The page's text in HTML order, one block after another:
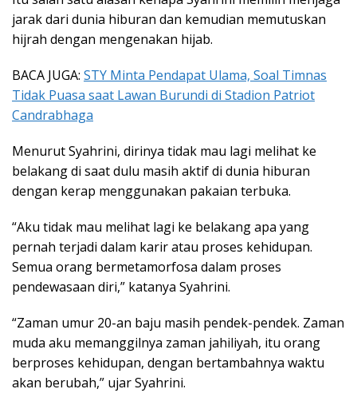
jarak dari dunia hiburan dan kemudian memutuskan
hijrah dengan mengenakan hijab.
BACA JUGA: STY Minta Pendapat Ulama, Soal Timnas
Tidak Puasa saat Lawan Burundi di Stadion Patriot
Candrabhaga
Menurut Syahrini, dirinya tidak mau lagi melihat ke
belakang di saat dulu masih aktif di dunia hiburan
dengan kerap menggunakan pakaian terbuka.
“Aku tidak mau melihat lagi ke belakang apa yang
pernah terjadi dalam karir atau proses kehidupan.
Semua orang bermetamorfosa dalam proses
pendewasaan diri,” katanya Syahrini.
“Zaman umur 20-an baju masih pendek-pendek. Zaman
muda aku memanggilnya zaman jahiliyah, itu orang
berproses kehidupan, dengan bertambahnya waktu
akan berubah,” ujar Syahrini.